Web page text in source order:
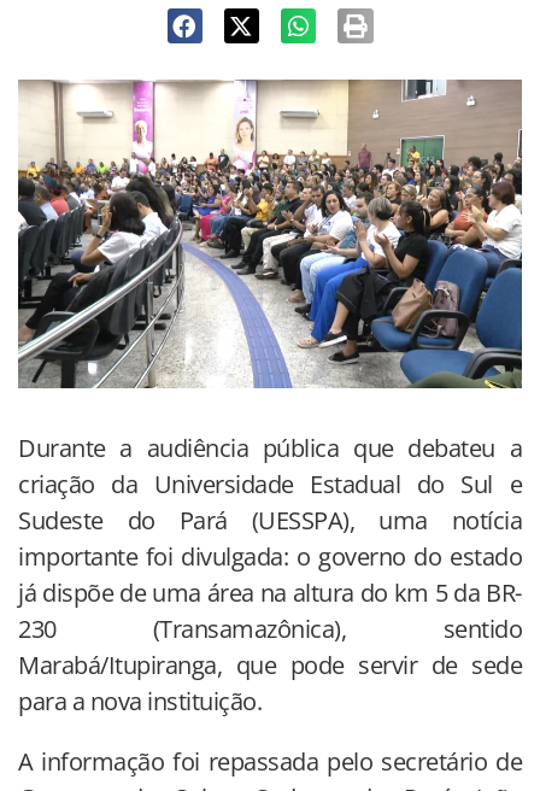
Durante a audiência pública que debateu a
criação da Universidade Estadual do Sul e
Sudeste do Pará (UESSPA), uma notícia
importante foi divulgada: o governo do estado
já dispõe de uma área na altura do km 5 da BR-
230 (Transamazônica), sentido
Marabá/Itupiranga, que pode servir de sede
para a nova instituição.
A informação foi repassada pelo secretário de